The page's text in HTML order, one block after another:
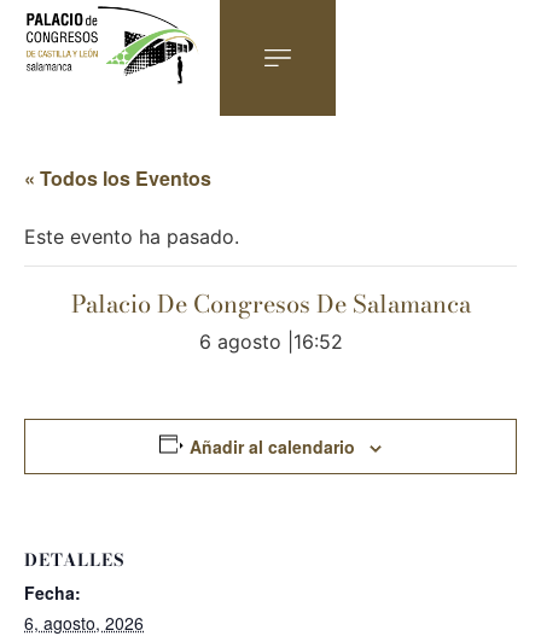
« Todos los Eventos
Este evento ha pasado.
Palacio De Congresos De Salamanca
6 agosto |16:52
Añadir al calendario
DETALLES
Fecha:
6, agosto, 2026